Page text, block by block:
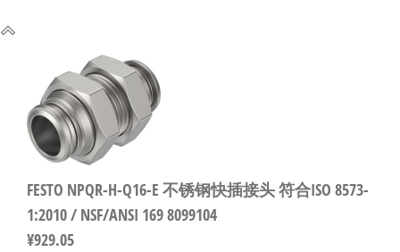
FESTO NPQR-H-Q16-E 不锈钢快插接头 符合ISO 8573-
1:2010 / NSF/ANSI 169 8099104
¥929.05